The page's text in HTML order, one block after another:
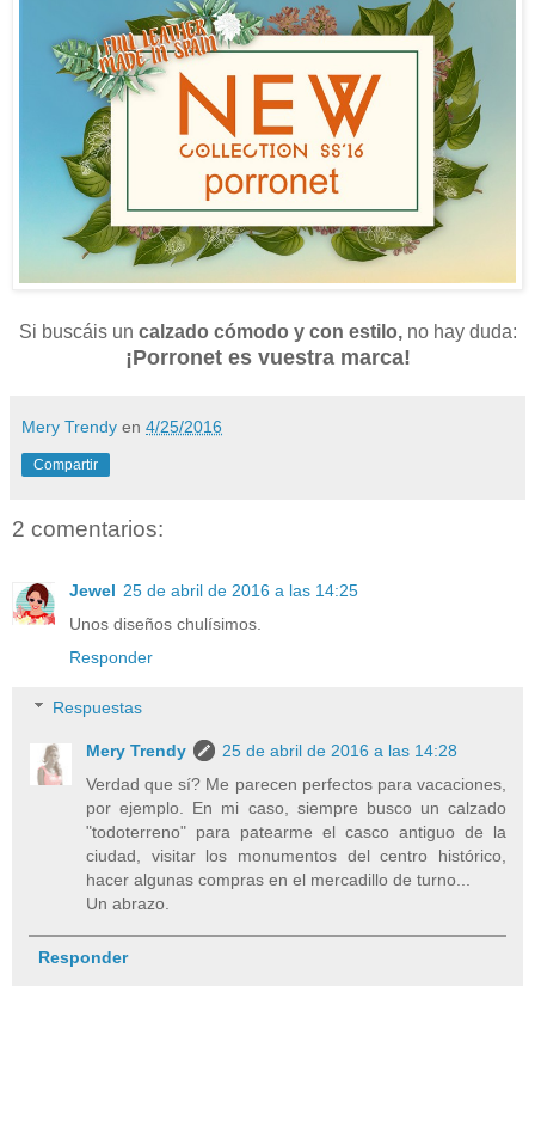
Si buscáis un calzado cómodo y con estilo,no hay duda:
¡Porronet es vuestra marca!
Mery Trendy en 4/25/2016
Compartir
2 comentarios:
Jewel 25 de abril de 2016 a las 14:25
Unos diseños chulísimos.
Responder
Respuestas
Mery Trendy
25 de abril de 2016 a las 14:28
Verdad que sí? Me parecen perfectos para vacaciones,
por ejemplo. En mi caso, siempre busco un calzado
"todoterreno" para patearme el casco antiguo de la
ciudad, visitar los monumentos del centro histórico,
hacer algunas compras en el mercadillo de turno...
Un abrazo.
Responder